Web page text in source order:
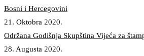
Bosni i Hercegovini
21. Oktobra 2020.
Održana Godišnja Skupština Vijeća za
28. Augusta 2020.